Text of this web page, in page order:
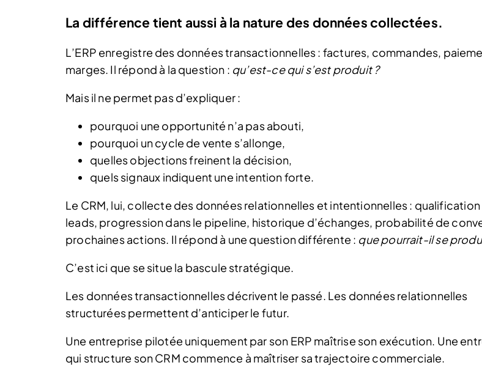
La différence tient aussi à la nature des données collectées.
L’ERP enregistre des données transactionnelles : factures, commandes,
marges. Il répond à la question : qu’est-ce qui s’est produit ?
Mais il ne permet pas d’expliquer :
pourquoi une opportunité n’a pas abouti,
pourquoi un cycle de vente s’allonge,
quelles objections freinent la décision,
quels signaux indiquent une intention forte.
Le CRM, lui, collecte des données relationnelles et intentionnelles :
leads, progression dans le pipeline, historique d’échanges, probabilité de
prochaines actions. Il répond à une question différente : que pourrait-il se
C’est ici que se situe la bascule stratégique.
Les données transactionnelles décrivent le passé. Les données relationnelles
structurées permettent d’anticiper le futur.
Une entreprise pilotée uniquement par son ERP maîtrise son exécution. Une
qui structure son CRM commence à maîtriser sa trajectoire commerciale.